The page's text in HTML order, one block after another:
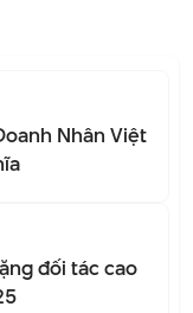
Nhân Việt
đối tác cao